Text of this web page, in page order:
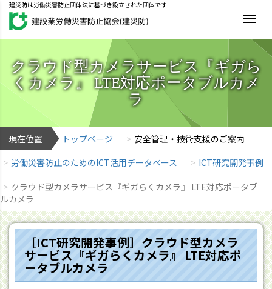
建災防は労働災害防止団体法に基づき設立された団体です
クラウド型カメラサービス『ギガら
くカメラ』 LTE対応ポータブルカメ
ラ
現在位置 トップページ
安全管理・技術支援のご案内
労働災害防止のためのICT活用データベース
ICT研究開発事例
クラウド型カメラサービス『ギガらくカメラ』 LTE対応ポータブ
ルカメラ
［ICT研究開発事例］クラウド型カメラ
サービス『ギガらくカメラ』 LTE対応ポ
ータブルカメラ